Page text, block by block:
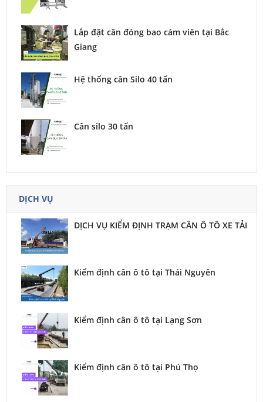
Lắp đặt cân đóng bao cám viên tại Bắc
Giang
Hệ thống cân Silo 40 tấn
Cân silo 30 tấn
DỊCH VỤ
DỊCH VỤ KIỂM ĐỊNH TRẠM CÂN Ô TÔ XE TẢI
Kiểm định cân ô tô tại Thái Nguyên
Kiểm định cân ô tô tại Lạng Sơn
Kiểm định cân ô tô tại Phú Thọ